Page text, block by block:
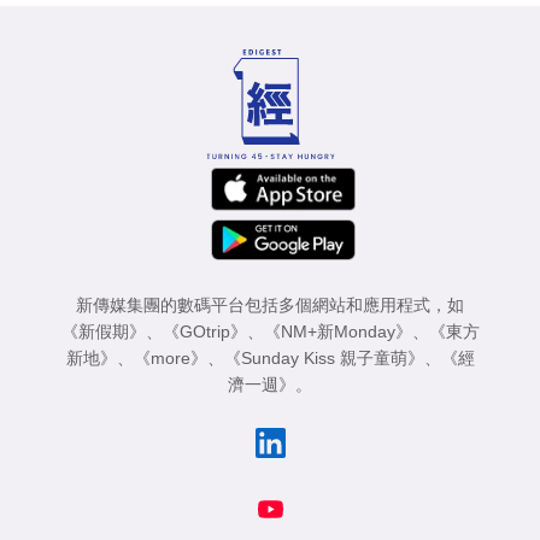
新傳媒集團的數碼平台包括多個網站和應用程式，如
《新假期》 、 《GOtrip》 、 《NM+新Monday》 、
《東方
新地》 、 《more》 、 《Sunday Kiss 親子童萌》 、
《經
濟一週》 。